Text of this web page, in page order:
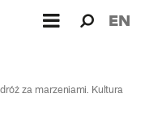
dla: EN
za marzeniami. Kultura